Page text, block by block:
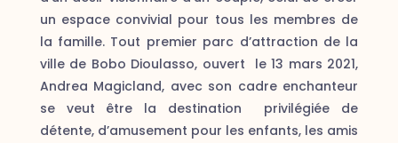
un espace convivial pour tous les membres de
la famille. Tout premier parc d’attraction de la
ville de Bobo Dioulasso, ouvert le 13 mars 2021,
Andrea Magicland, avec son cadre enchanteur
se veut être la destination privilégiée de
détente, d’amusement pour les enfants, les amis